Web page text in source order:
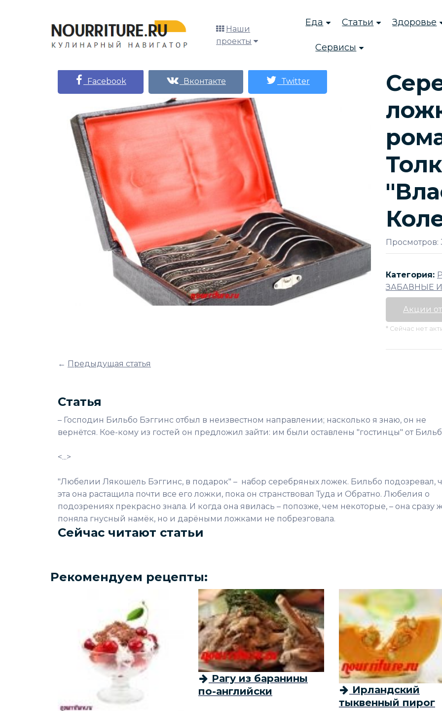
Наши
проекты
Еда Статьи Здоровье
Сервисы
Facebook Вконтакте Twitter
Просмотров:
Категория:
ЗАБАВНЫЕ
Акции
* Сейчас нет
← Предыдущая статья
Статья
– Господин Бильбо Бэггинс отбыл в неизвестном направлении; насколько я знаю, он не
вернётся. Кое-кому из гостей он предложил зайти: им были оставлены "гостинцы" от
<...>
"Любелии Лякошель Бэггинс, в подарок" – набор серебряных ложек. Бильбо подозревал,
эта она растащила почти все его ложки, пока он странствовал Туда и Обратно. Любелия о
подозрениях прекрасно знала. И когда она явилась – попозже, чем некоторые, – она сразу
поняла гнусный намёк, но и дарёными ложками не побрезговала.
Сейчас читают статьи
Рекомендуем рецепты:
Рагу из баранины
по-английски
Ирландский
тыквенный пирог